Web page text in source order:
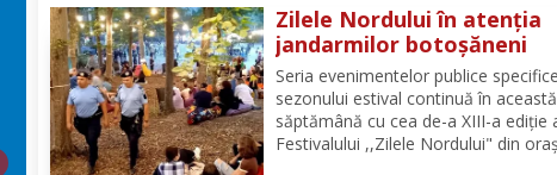
Zilele Nordului în atenția
jandarmilor botoșăneni
Seria evenimentelor publice specifice
sezonului estival continuă în această
săptămână cu cea de-a XIII-a ediție
Festivalului ,,Zilele Nordului" din